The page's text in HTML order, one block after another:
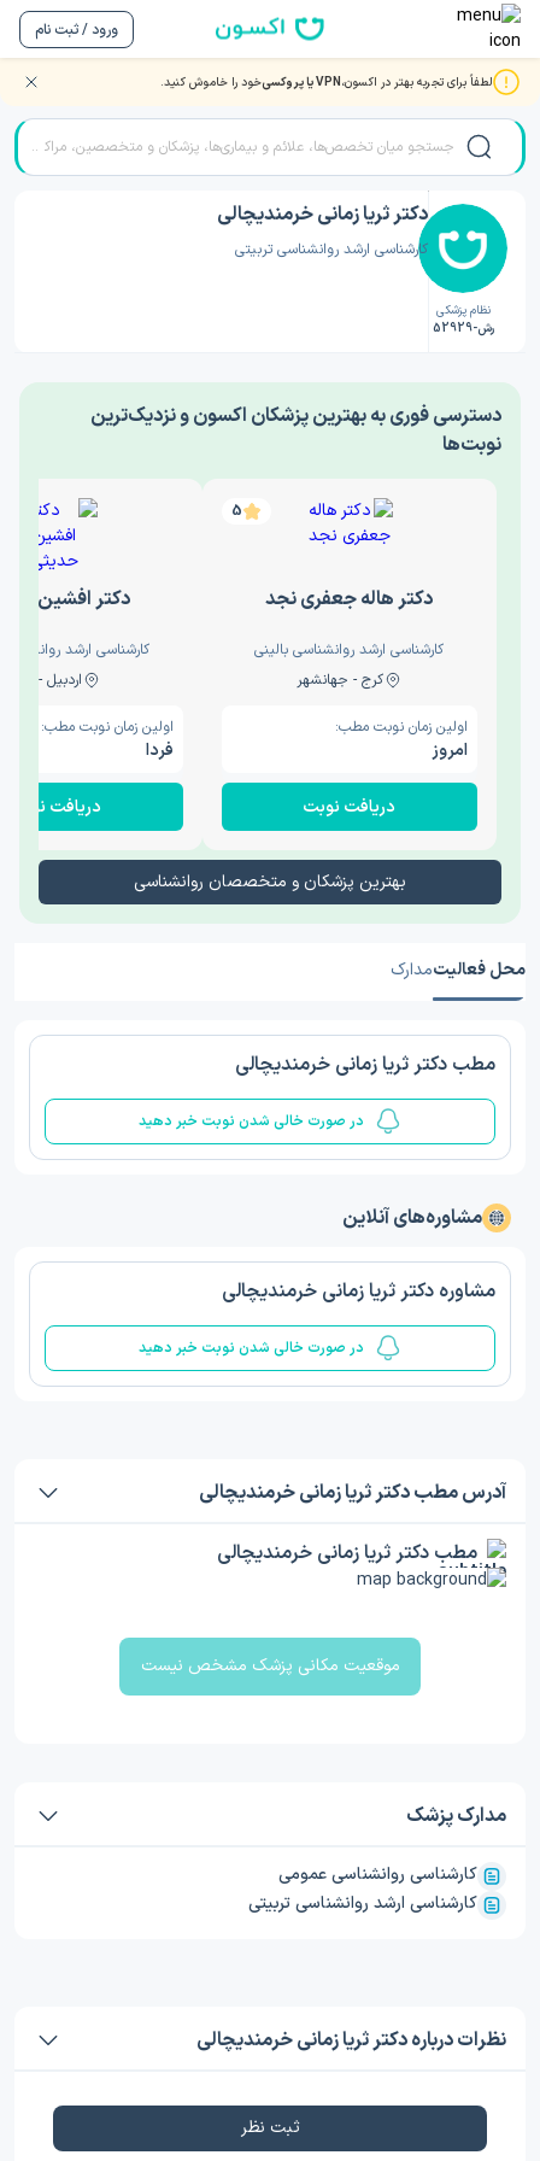
ورود / ثبت نام
لطفاً برای تجربه بهتر در اکسون،VPN یا پروکسی خود را خاموش کنید. صفحه اصلی/دکتر روانشناسی/دکتر ثریا زمانی خرمندیچالی
نظام پزشکی
رش-52929
دکتر ثریا زمانی خرمندیچالی
کارشناسی ارشد روانشناسی تربیتی
‎دسترسی فوری به بهترین پزشکان اکسون و نزدیک‌ترین
نوبت‌ها
5
دکتر هاله جعفری نجد
کارشناسی ارشد روانشناسی بالینی
کرج - جهانشهر
اولین زمان نوبت مطب:
امروز
دریافت نوبت
دکتر افشین
کارشناسی ارشد
اردبیل - والی
اولین زمان نوبت مطب:
فردا
دریافت نوبت
بهترین پزشکان و متخصصان روانشناسی
محل فعالیتمدارک
مطب دکتر ثریا زمانی خرمندیچالی
در صورت خالی شدن نوبت خبر دهید
مشاوره‌های آنلاین
مشاوره دکتر ثریا زمانی خرمندیچالی
در صورت خالی شدن نوبت خبر دهید
آدرس مطب دکتر ثریا زمانی خرمندیچالی
مطب دکتر ثریا زمانی خرمندیچالی
موقعیت مکانی پزشک مشخص نیست
مدارک پزشک
کارشناسی روانشناسی عمومی
کارشناسی ارشد روانشناسی تربیتی
نظرات درباره دکتر ثریا زمانی خرمندیچالی
ثبت نظر